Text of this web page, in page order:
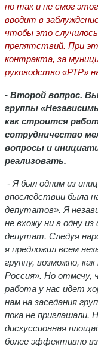
но так и не смог
вводит в
чтобы это
препятствий. При
контракта, за
руководство «РТР»
- Второй вопрос.
группы
как строится
сотрудничество
вопросы и
реализовать.
- Я был одним из
впоследствии была
депутатов». Я
не вхожу ни в одну
депутат. Следуя
я предложил всем
группу, возможно,
Россия». Но отмечу,
работа у нас идет
нам на заседания
пока не приглашали.
дискуссионная
более эффективно